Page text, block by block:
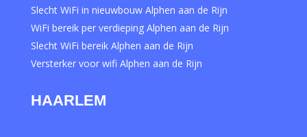
Slecht WiFi in nieuwbouw Alphen aan de Rijn
WiFi bereik per verdieping Alphen aan de Rijn
Slecht WiFi bereik Alphen aan de Rijn
Versterker voor wifi Alphen aan de Rijn
HAARLEM